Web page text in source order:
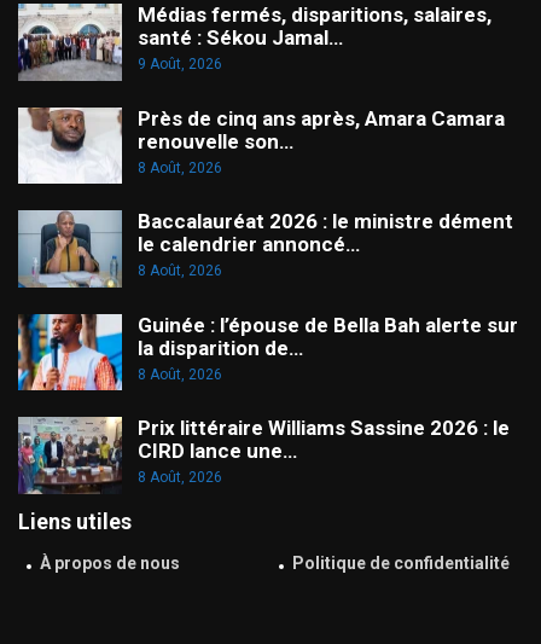
Médias fermés, disparitions, salaires,
santé : Sékou Jamal…
9 Août, 2026
Près de cinq ans après, Amara Camara
renouvelle son…
8 Août, 2026
Baccalauréat 2026 : le ministre dément
le calendrier annoncé…
8 Août, 2026
Guinée : l’épouse de Bella Bah alerte sur
la disparition de…
8 Août, 2026
Prix littéraire Williams Sassine 2026 : le
CIRD lance une…
8 Août, 2026
Liens utiles
À propos de nous Politique de confidentialité